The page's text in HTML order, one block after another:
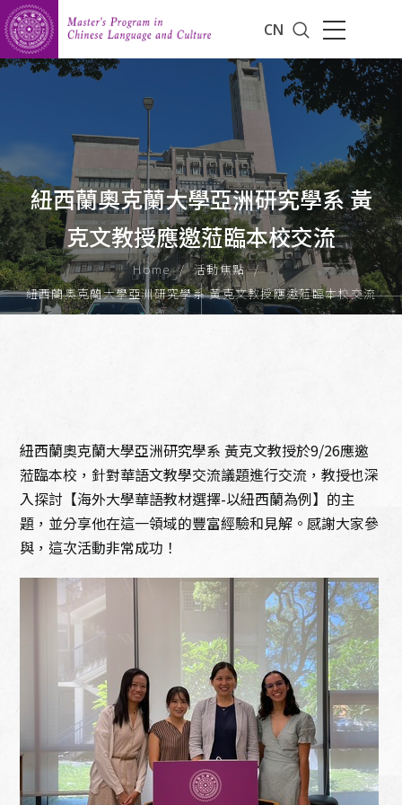
CN
紐西蘭奧克蘭大學亞洲研究學系 黃
克文教授應邀蒞臨本校交流
Home
活動焦點
紐西蘭奧克蘭大學亞洲研究學系 黃克文教授應邀蒞臨本校交流
紐西蘭奧克蘭大學亞洲研究學系 黃克文教授於9/26應邀
蒞臨本校，針對華語文教學交流議題進行交流，教授也深
入探討【海外大學華語教材選擇-以紐西蘭為例】的主
題，並分享他在這一領域的豐富經驗和見解。感謝大家參
與，這次活動非常成功！